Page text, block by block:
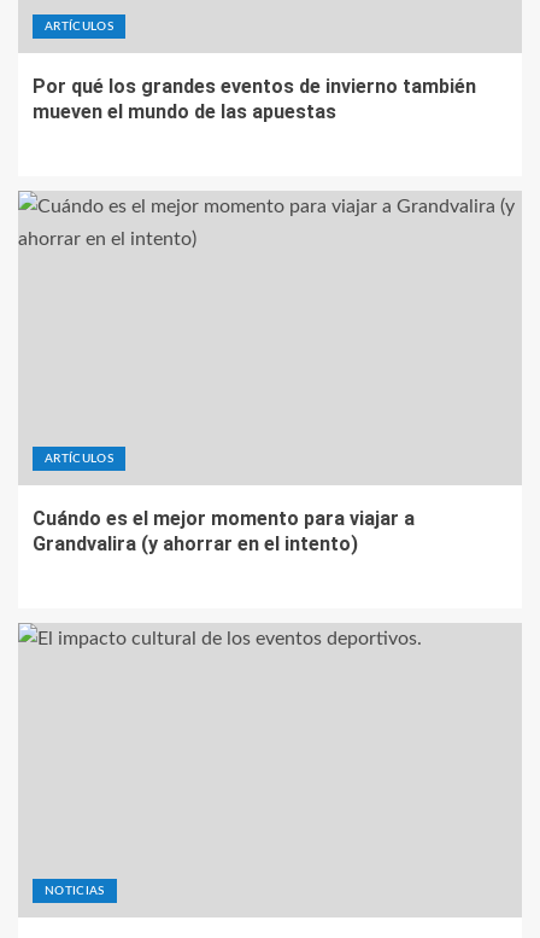
ARTÍCULOS
Por qué los grandes eventos de invierno también
mueven el mundo de las apuestas
ARTÍCULOS
Cuándo es el mejor momento para viajar a
Grandvalira (y ahorrar en el intento)
NOTICIAS